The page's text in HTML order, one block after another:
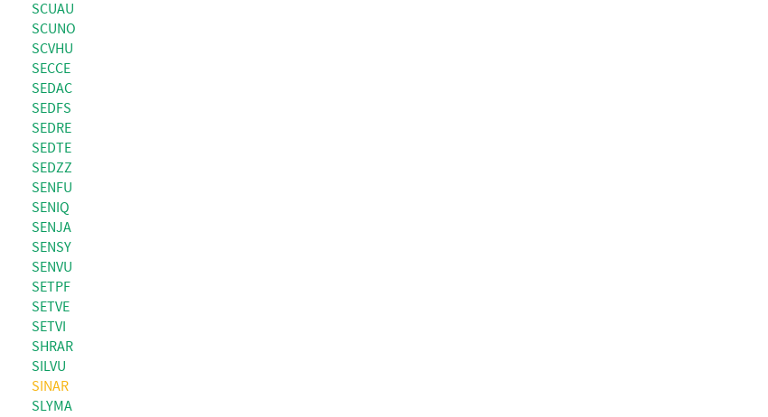
SCUAU
SCUNO
SCVHU
SECCE
SEDAC
SEDFS
SEDRE
SEDTE
SEDZZ
SENFU
SENIQ
SENJA
SENSY
SENVU
SETPF
SETVE
SETVI
SHRAR
SILVU
SINAR
SLYMA